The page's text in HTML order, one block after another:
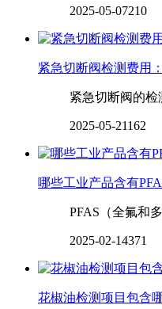
2025-05-07210
紧急切断阀检测费用
紧急切断阀的检
2025-05-21162
哪些工业产品含有
PFAS（全氟和
2025-02-14371
花椒油检测项目包含